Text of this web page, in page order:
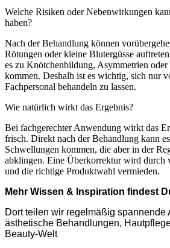
Welche Risiken oder Nebenwirkungen
haben?
Nach der Behandlung können
Rötungen oder kleine Blutergüsse
es zu Knötchenbildung, Asymmetrien oder
kommen. Deshalb ist es wichtig, sich nur
Fachpersonal behandeln zu lassen.
Wie natürlich wirkt das Ergebnis?
Bei fachgerechter Anwendung wirkt das
frisch. Direkt nach der Behandlung kann
Schwellungen kommen, die aber in der
abklingen. Eine Überkorrektur wird durch
und die richtige Produktwahl vermieden.
Mehr Wissen & Inspiration findest
Dort teilen wir regelmäßig spannende
ästhetische Behandlungen,
Beauty-Welt